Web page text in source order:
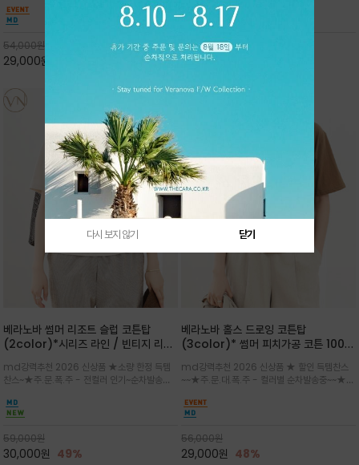
안함을 동시에 느낄수 있으며 차분하고 필요한
컬러웨이로 단독 또는 린넨 자켓/ 여름점퍼 안에
코디하기 만능템 입니다^^
54,000원
29,000원
핏 강연티셔츠
한 착용감을 선사하며, 자연스럽게 떨어지는 실루
엣이 편안하며 ★도회적인 무드로 루즈하게 단독
65,000원
30,000
베라노바 썸머 리조트 슬럽 코튼탑
(2color)*시리즈 라인 / 빈티지 리조
는 가벼운 코튼 터치의 반팔 티셔츠입니
다
md강력추천 2026 신상품 ★소량 한정 득템
찬스~★주.문.폭.주 - 전컬러 인기~순차발송중
아(Sepia)나 파스텔 톤의 해변 풍경으로 세련
된 뮤트톤 컬러 팔레트로 빈티지한 무드의 선샤
인 프린트가 더해져 담백하면서도 감각
59,000원
30,000원 49%
베라노바 홀스 드로잉 코튼탑
(3color)* 썸머 피치가공 코튼 100프
의 미를 살려 말의 윤곽선만 스케치하여
감성을 담은 아이템
md강력추천 2026 신상품 ★ 할인 득템찬스
~~★주.문.대.폭.주 - 컬러별 순차발송중~~★프
말(Horse) 드로잉 티셔츠는 여유로운 실루엣과
감각적인 아트워크로 고급스러운 여름 스타일링
을 완성할 수 있습니다
56,000원
29,000원 48%
다시 보지 않기 닫기